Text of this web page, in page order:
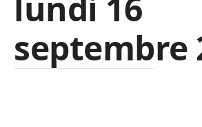
septembre